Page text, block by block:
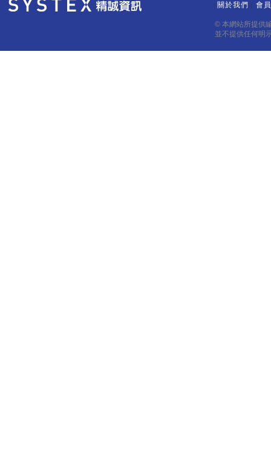
關於我們 會
© 本網站所提供
並不提供任何明